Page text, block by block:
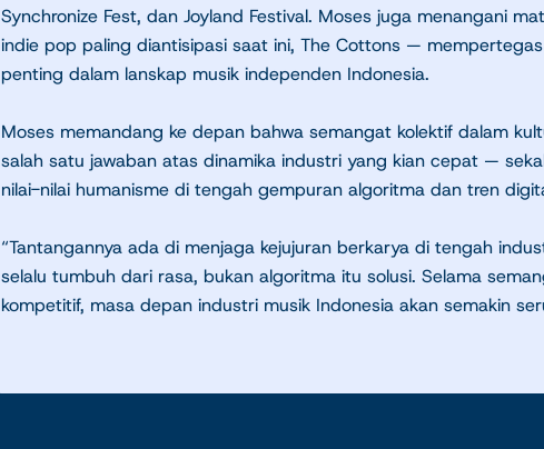
Synchronize Fest, dan Joyland Festival. Moses juga menangani
indie pop paling diantisipasi saat ini, The Cottons —
penting dalam lanskap musik independen Indonesia.
Moses memandang ke depan bahwa semangat kolektif dalam
salah satu jawaban atas dinamika industri yang kian cepat —
nilai-nilai humanisme di tengah gempuran algoritma dan tren
“Tantangannya ada di menjaga kejujuran berkarya di tengah
selalu tumbuh dari rasa, bukan algoritma itu solusi. Selama
kompetitif, masa depan industri musik Indonesia akan semakin